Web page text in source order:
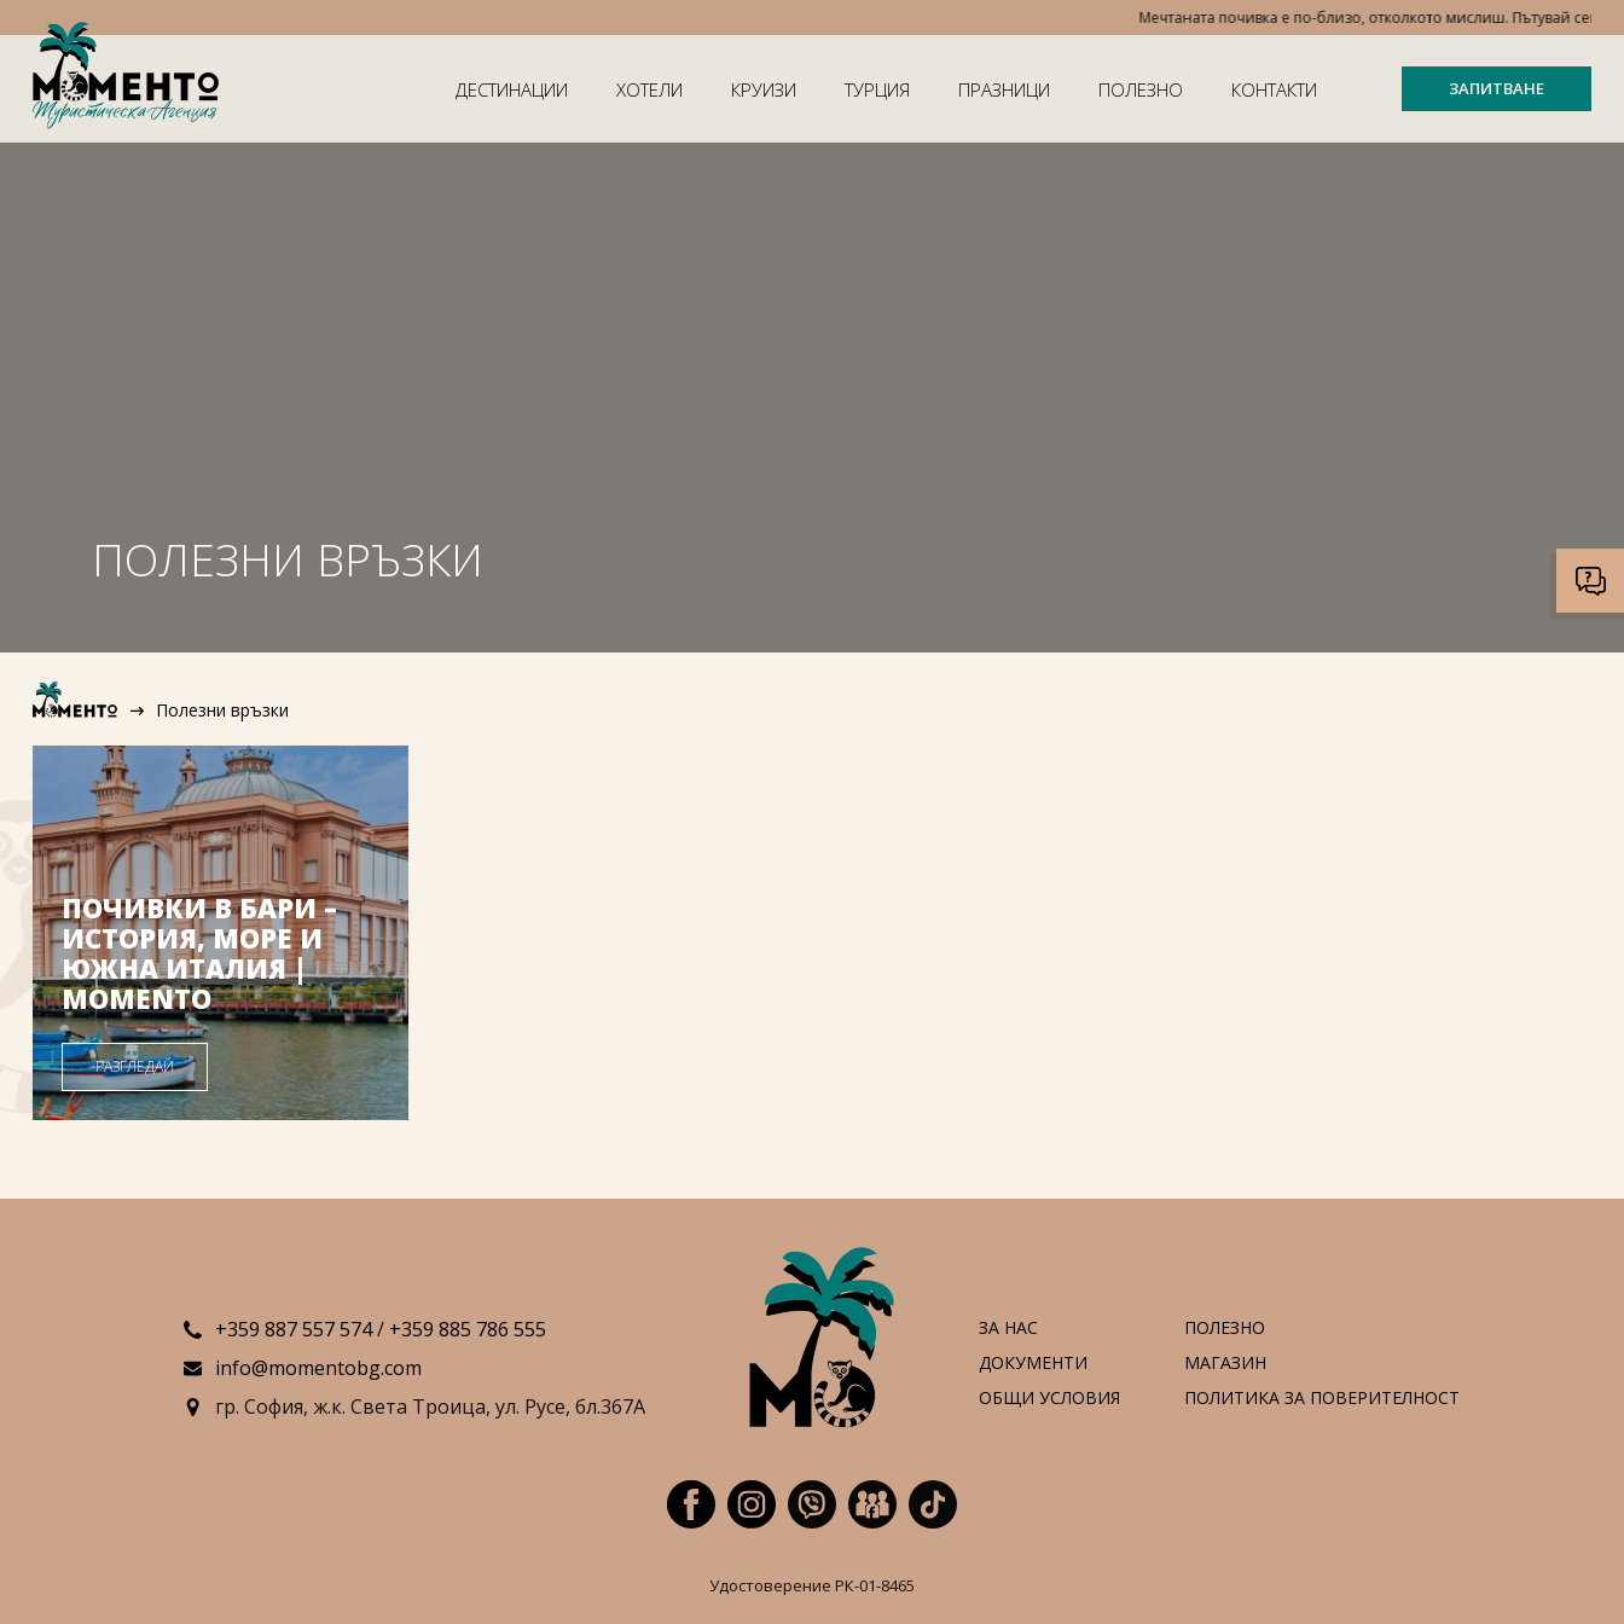
Мечтаната почивка е по-близо, отколкото мислиш. Пътувай сега,
ДЕСТИНАЦИИ ХОТЕЛИ КРУИЗИ ТУРЦИЯ ПРАЗНИЦИ ПОЛЕЗНО КОНТАКТИ ЗАПИТВАНЕ
ПОЛЕЗНИ ВРЪЗКИ
Полезни връзки
ПОЧИВКИ В БАРИ –
ИСТОРИЯ, МОРЕ И
ЮЖНА ИТАЛИЯ |
MOMENTO
РАЗГЛЕДАЙ
+359 887 557 574/ +359 885 786 555
info@momentobg.com
гр. София,ж.к. Света Троица, ул. Русе, бл.367А
ЗА НАС
ПОЛЕЗНО
ДОКУМЕНТИ
МАГАЗИН
ОБЩИ УСЛОВИЯ
ПОЛИТИКА ЗА ПОВЕРИТЕЛНОСТ
Удостоверение РК-01-8465